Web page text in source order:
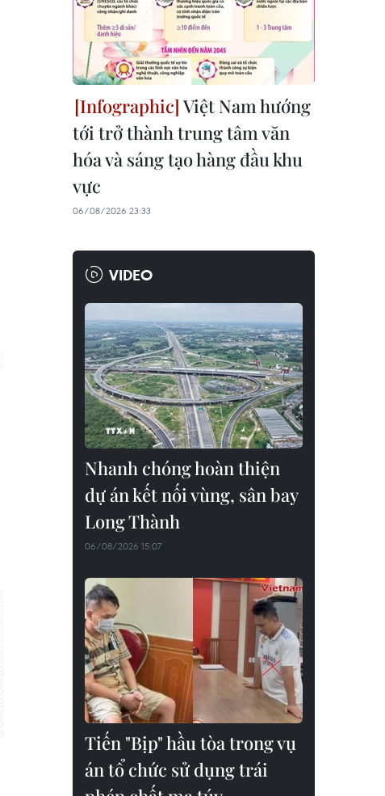
Việt Nam hướng
tới trở thành trung tâm văn
hóa và sáng tạo hàng đầu khu
vực
06/08/2026 23:33
VIDEO
Nhanh chóng hoàn thiện
dự án kết nối vùng, sân bay
Long Thành
06/08/2026 15:07
Tiến "Bịp" hầu tòa trong vụ
án tổ chức sử dụng trái